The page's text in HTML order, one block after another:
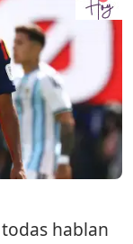
hablan